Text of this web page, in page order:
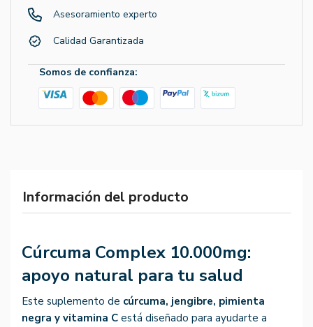
Asesoramiento experto
Calidad Garantizada
Somos de confianza:
Información del producto
Cúrcuma Complex 10.000mg:
apoyo natural para tu salud
Este suplemento de cúrcuma, jengibre, pimienta
negra y vitamina C está diseñado para ayudarte a